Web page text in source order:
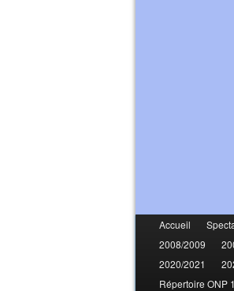
Accueil
2008/2009
2020/2021
Répertoire ONP